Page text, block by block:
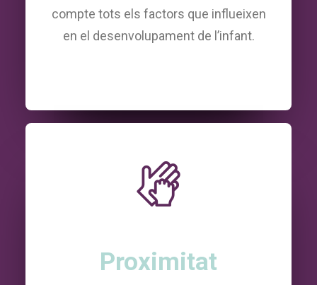
compte tots els factors que influeixen
en el desenvolupament de l’infant.
Proximitat